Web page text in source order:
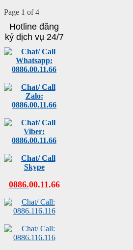
Page 1 of 4
Hotline đăng
ký dịch vụ 24/7
0886.00.11.66